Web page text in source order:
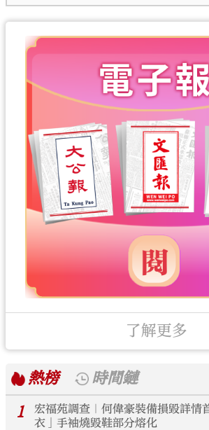
了解更多
熱榜
時間鏈
1
宏福苑調查｜何偉豪裝備損毀詳
衣」手袖燒毀鞋部分熔化